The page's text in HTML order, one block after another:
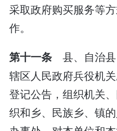
采取政府购买服务等
作。
第十一条 县、自治
辖区人民政府兵役机
登记公告，组织机关
织和乡、民族乡、镇